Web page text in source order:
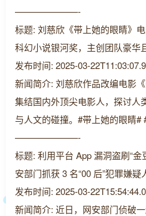
———————-
标题: 刘慈欣《带上她的眼睛》
科幻小说银河奖，主创团队豪华
发布时间: 2025-03-
新闻简介: 刘慈欣作品改编电影
集结国内外顶尖电影人，探讨人
与人文的碰撞。#带上她的眼睛#
———————-
标题: 利用平台 App 漏洞盗刷“金
安部门抓获 3 名“00 后”犯罪嫌疑
发布时间: 2025-03-
新闻简介: 近日，网安部门侦破